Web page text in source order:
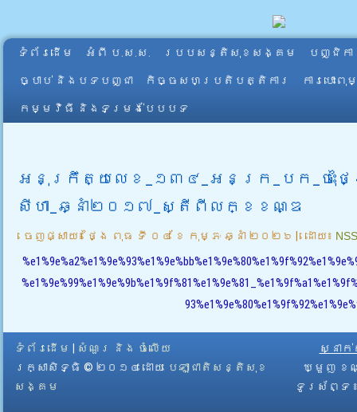
ទំព័រដើម អំពី​ ប.ស.ស. របបសន្តិសុខសង្គម បញ្ជិកា
ច្បាប់ និងបទបញ្ជា កិច្ចសហប្រតិបត្តិការ ការបោះ
កម្មវិធី និងទម្រង់បែបបទ
អនុក្រឹត្យលេខ_១៣៤_អនក្រ_បក_ចុះថ្ង
សីហា_ឆ្នាំ២០១៧_ស្តីពីលក្ខខណ្ឌ
ចេញផ្សាយ៖ ថ្ងៃ ពុធ ទី ០៤ ខែ កុម្ភៈ ឆ្នាំ ២០២៦ | ដោយ៖
ទំព័រដើម
សំណួរ និង ចំលើយ
រក្សាសិទ្ធិ © ២០១៤ ដោយ​ បេឡាជាតិសន្តិសុខ
សង្គម
ស្នាក់
ឃ្មួញ ខណ្
ទូរស័ព្ទ